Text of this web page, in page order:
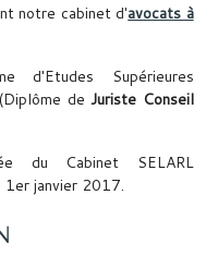
notre cabinet d'avocats à
d'Etudes Supérieures
(Diplôme deJuriste Conseil
du Cabinet SELARL
1er janvier 2017.